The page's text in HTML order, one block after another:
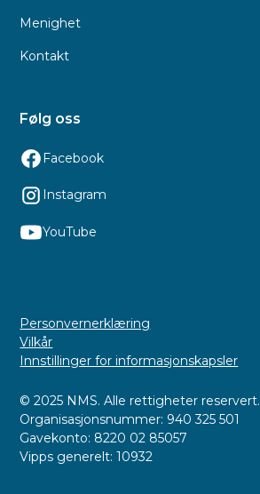
Menighet
Kontakt
Følg oss
Facebook
Instagram
YouTube
© 2025 NMS. Alle rettigheter reservert.
Organisasjonsnummer: 940 325 501
Gavekonto: 8220 02 85057
Vipps generelt: 10932
Personvernerklæring
Vilkår
Innstillinger for informasjonskapsler